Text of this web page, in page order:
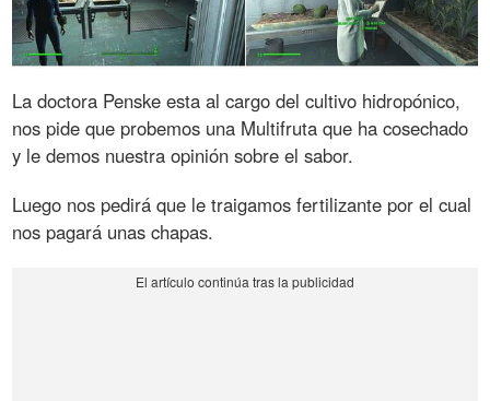
La doctora Penske esta al cargo del cultivo hidropónico,
nos pide que probemos una Multifruta que ha cosechado
y le demos nuestra opinión sobre el sabor.
Luego nos pedirá que le traigamos fertilizante por el cual
nos pagará unas chapas.